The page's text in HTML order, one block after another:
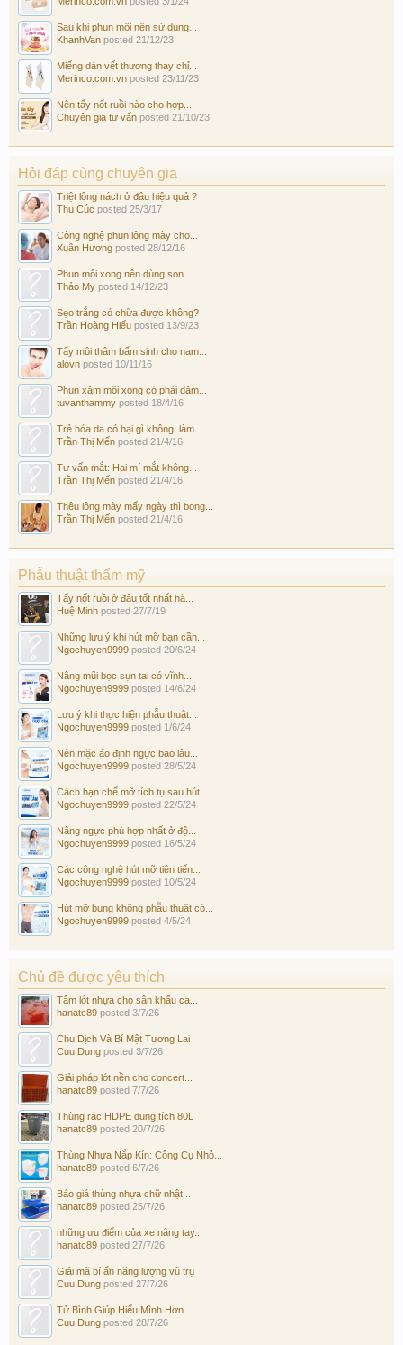
Sau khi phun môi nên sử dụng...
KhanhVan posted 21/12/23
Miếng dán vết thương thay chỉ...
Merinco.com.vn posted 23/11/23
Nên tẩy nốt ruồi nào cho hợp...
Chuyên gia tư vấn posted 21/10/23
Hỏi đáp cùng chuyên gia
Triệt lông nách ở đâu hiệu quả ?
Thu Cúc posted 25/3/17
Công nghệ phun lông mày cho...
Xuân Hương posted 28/12/16
Phun môi xong nên dùng son...
Thảo My posted 14/12/23
Sẹo trắng có chữa được không?
Trần Hoàng Hiếu posted 13/9/23
Tẩy môi thâm bẩm sinh cho nam...
alovn posted 10/11/16
Phun xăm môi xong có phải dặm...
tuvanthammy posted 18/4/16
Trẻ hóa da có hại gì không, làm...
Trần Thị Mến posted 21/4/16
Tư vấn mắt: Hai mí mắt không...
Trần Thị Mến posted 21/4/16
Thêu lông mày mấy ngày thì bong...
Trần Thị Mến posted 21/4/16
Phẫu thuật thẩm mỹ
Tẩy nốt ruồi ở đâu tốt nhất hà...
Huệ Minh posted 27/7/19
Những lưu ý khi hút mỡ bạn cần...
Ngochuyen9999 posted 20/6/24
Nâng mũi bọc sụn tai có vĩnh...
Ngochuyen9999 posted 14/6/24
Lưu ý khi thực hiện phẫu thuật...
Ngochuyen9999 posted 1/6/24
Nên mặc áo định ngực bao lâu...
Ngochuyen9999 posted 28/5/24
Cách hạn chế mỡ tích tụ sau hút...
Ngochuyen9999 posted 22/5/24
Nâng ngực phù hợp nhất ở độ...
Ngochuyen9999 posted 16/5/24
Các công nghệ hút mỡ tiên tiến...
Ngochuyen9999 posted 10/5/24
Hút mỡ bụng không phẫu thuật có...
Ngochuyen9999 posted 4/5/24
Chủ đề được yêu thích
Tấm lót nhựa cho sân khấu ca...
hanatc89 posted 3/7/26
Chu Dịch Và Bí Mật Tương Lai
Cuu Dung posted 3/7/26
Giải pháp lót nền cho concert...
hanatc89 posted 7/7/26
Thùng rác HDPE dung tích 80L
hanatc89 posted 20/7/26
Thùng Nhựa Nắp Kín: Công Cụ Nhỏ...
hanatc89 posted 6/7/26
Báo giá thùng nhựa chữ nhật...
hanatc89 posted 25/7/26
những ưu điểm của xe nâng tay...
hanatc89 posted 27/7/26
Giải mã bí ẩn năng lượng vũ trụ
Cuu Dung posted 27/7/26
Tử Bình Giúp Hiểu Mình Hơn
Cuu Dung posted 28/7/26